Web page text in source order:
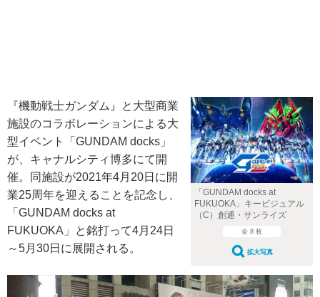
「GUNDAM docks at
FUKUOKA」キービジュアル
（C）創通・サンライズ
全 8 枚
拡大写真
『機動戦士ガンダム』と大型商業
施設のコラボレーションによる大
型イベント「GUNDAM docks」
が、キャナルシティ博多にて開
催。同施設が2021年4月20日に開
業25周年を迎えることを記念し、
「GUNDAM docks at
FUKUOKA」と銘打って4月24日
～5月30日に展開される。